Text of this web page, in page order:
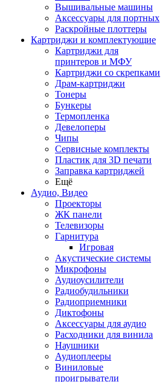
Вышивальные машины
Аксессуары для портных
Раскройные плоттеры
Картриджи и комплектующие
Картриджи для
принтеров и МФУ
Картриджи со скрепками
Драм-картриджи
Тонеры
Бункеры
Термопленка
Девелоперы
Чипы
Сервисные комплекты
Пластик для 3D печати
Заправка картриджей
Ещё
Аудио, Видео
Проекторы
ЖК панели
Телевизоры
Гарнитура
Игровая
Акустические системы
Микрофоны
Аудиоусилители
Радиобудильники
Радиоприемники
Диктофоны
Аксессуары для аудио
Расходники для винила
Наушники
Аудиоплееры
Виниловые
проигрыватели